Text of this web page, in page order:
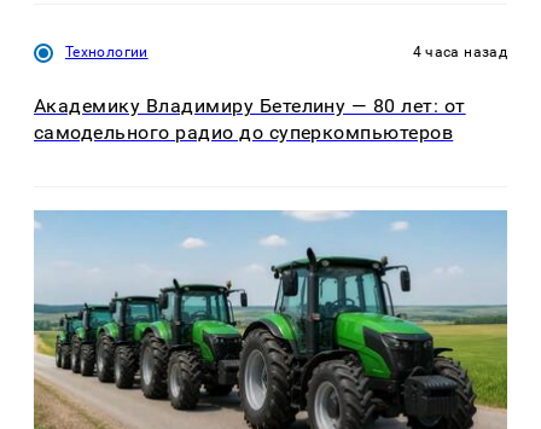
Технологии 4 часа назад
Академику Владимиру Бетелину — 80 лет: от
самодельного радио до суперкомпьютеров